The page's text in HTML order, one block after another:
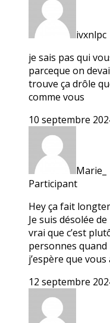
ivxnlpc
je sais pas qui
parceque on
trouve ça drôle
comme vous
10 septembre
Marie_
Participant
Hey ça fait
Je suis désolée
vrai que c’est
personnes
j’espère que
12 septembre